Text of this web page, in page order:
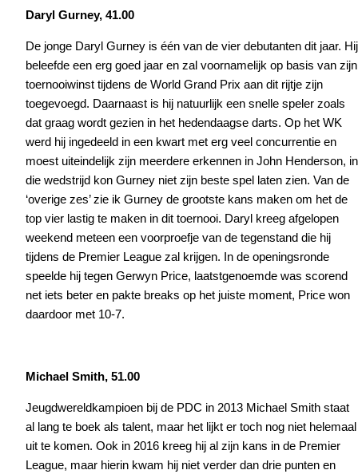
Daryl Gurney, 41.00
De jonge Daryl Gurney is één van de vier debutanten dit jaar. Hij
beleefde een erg goed jaar en zal voornamelijk op basis van zijn
toernooiwinst tijdens de World Grand Prix aan dit rijtje zijn
toegevoegd. Daarnaast is hij natuurlijk een snelle speler zoals
dat graag wordt gezien in het hedendaagse darts. Op het WK
werd hij ingedeeld in een kwart met erg veel concurrentie en
moest uiteindelijk zijn meerdere erkennen in John Henderson, in
die wedstrijd kon Gurney niet zijn beste spel laten zien. Van de
‘overige zes’ zie ik Gurney de grootste kans maken om het de
top vier lastig te maken in dit toernooi. Daryl kreeg afgelopen
weekend meteen een voorproefje van de tegenstand die hij
tijdens de Premier League zal krijgen. In de openingsronde
speelde hij tegen Gerwyn Price, laatstgenoemde was scorend
net iets beter en pakte breaks op het juiste moment, Price won
daardoor met 10-7.
Michael Smith, 51.00
Jeugdwereldkampioen bij de PDC in 2013 Michael Smith staat
al lang te boek als talent, maar het lijkt er toch nog niet helemaal
uit te komen. Ook in 2016 kreeg hij al zijn kans in de Premier
League, maar hierin kwam hij niet verder dan drie punten en